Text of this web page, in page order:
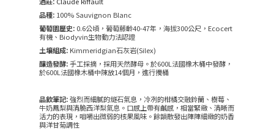
品種: 100% Sauvignon Blanc
葡萄園歷史: 0.6公頃，葡萄藤齡40-47年，海拔300公尺，Ecocert
有機、Biodyvin生物動力法認證
土壤組成: Kimmeridgian石灰岩(Silex)
釀造發酵:手工採摘，採用天然酵母。於600L法國橡木桶中發酵，
於600L法國橡木桶中陳放14個月，進行攪桶
品飲筆記:強烈而細膩的燧石氣息，冷冽的柑橘交融鈴蘭、樹莓、
牛奶鳳梨與清脆西洋梨氣息。口感上帶有鹹感，相當緊緻、清晰而
活力的表現，咀嚼出微弱的核果風味。餘韻散發出陣陣細緻的奶香
與洋甘菊調性